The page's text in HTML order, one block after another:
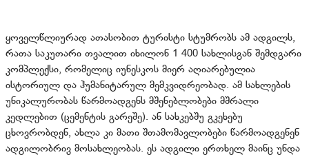
ყოველწლიურად ათასობით ტურისტი სტუმრობს ამ ადგილს,
რათა საკუთარი თვალით იხილონ 1 400 სახლისგან შემდგარი
კომპლექსი, რომელიც იუნესკოს მიერ აღიარებულია
ისტორიულ და ჰუმანიტარულ მემკვიდრეობად. ამ სახლების
უნიკალურობას წარმოადგენს მშენებლობები მშრალი
კედლებით (ცემენტის გარეშე). ან სახკებშუ გკეხებუ
ცხოვრობდენ, ახლა კი მათი შთამომავლობები წარმოადგენენ
ადგილობრივ მოსახლეობას. ეს ადგილი ერთხელ მაინც უნდა